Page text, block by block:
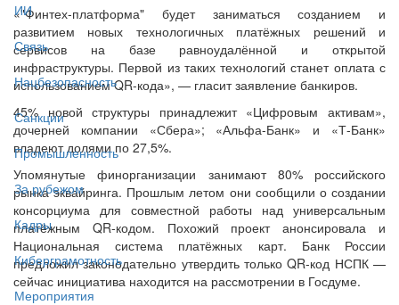
ИИ
Связь
Нацбезопасность
Санкции
Промышленность
За рубежом
Кадры
Киберграмотность
Мероприятия
«"Финтех-платформа" будет заниматься созданием и
развитием новых технологичных платёжных решений и
сервисов на базе равноудалённой и открытой
инфраструктуры. Первой из таких технологий станет оплата с
использованием QR-кода», — гласит заявление банкиров.
45% новой структуры принадлежит «Цифровым активам»,
дочерней компании «Сбера»; «Альфа-Банк» и «Т-Банк»
владеют долями по 27,5%.
Упомянутые финорганизации занимают 80% российского
рынка эквайринга. Прошлым летом они сообщили о создании
консорциума для совместной работы над универсальным
платёжным QR-кодом. Похожий проект анонсировала и
Национальная система платёжных карт. Банк России
предложил законодательно утвердить только QR-код НСПК —
сейчас инициатива находится на рассмотрении в Госдуме.